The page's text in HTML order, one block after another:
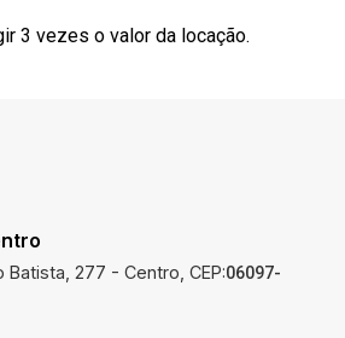
3 vezes o valor da locação.
Batista, 277 - Centro, CEP:06097-